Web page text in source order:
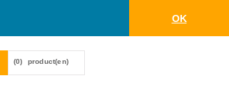
OK
(0) product(en)